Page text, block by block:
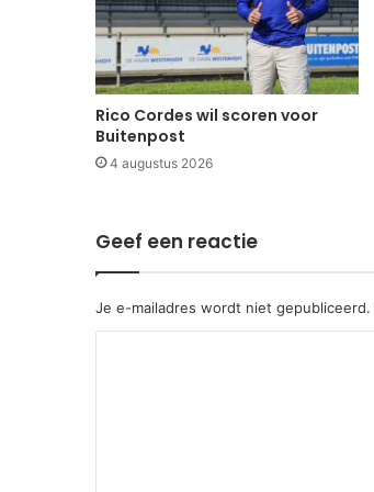
Rico Cordes wil scoren voor
Buitenpost
4 augustus 2026
Geef een reactie
Je e-mailadres wordt niet gepubliceerd.